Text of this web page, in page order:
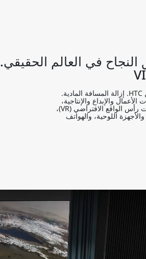
النجاح في العالم الحقيقي.
تقديم أول حل للأعمال من الواقع المُعزز (XR) من HTC. إزالة المسافة المادية.
والإبداع والإنتاجية،
عبر مجموعة كبيرة من الأجهزة بما في ذلك سماعات رأس الواقع الافتراضي (VR)،
اللوحية، والهواتف